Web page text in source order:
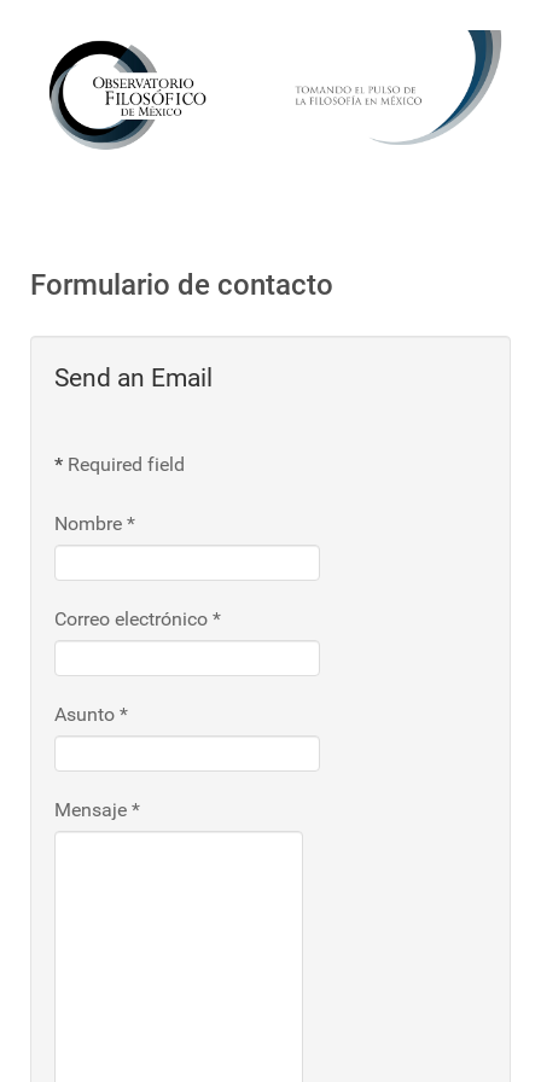
Formulario de contacto
Send an Email
* Required field
Nombre *
Correo electrónico *
Asunto *
Mensaje *